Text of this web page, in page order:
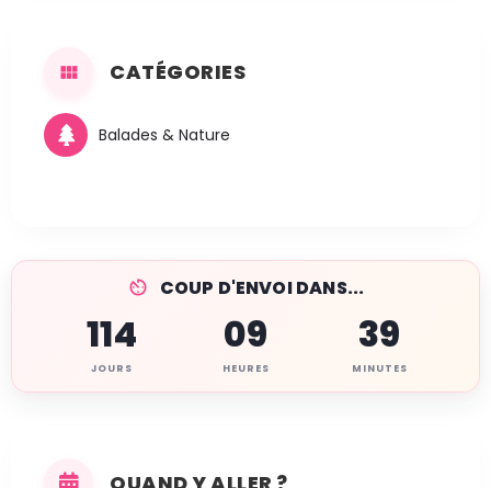
CATÉGORIES
Balades & Nature
COUP D'ENVOI DANS...
114
JOURS
09
HEURES
39
MINUTES
QUAND Y ALLER ?